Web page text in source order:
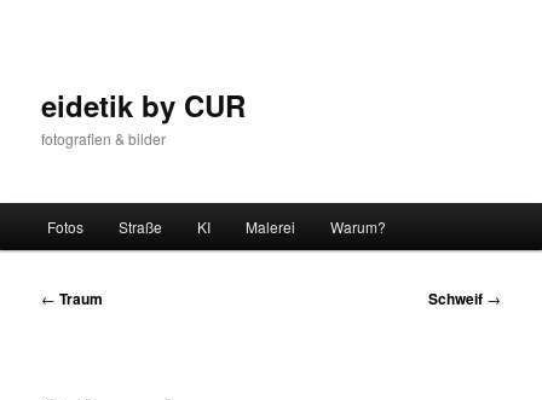
eidetik by CUR
fotografien & bilder
Fotos Straße KI Malerei Warum?
Beitrags-
← Traum Schweif →